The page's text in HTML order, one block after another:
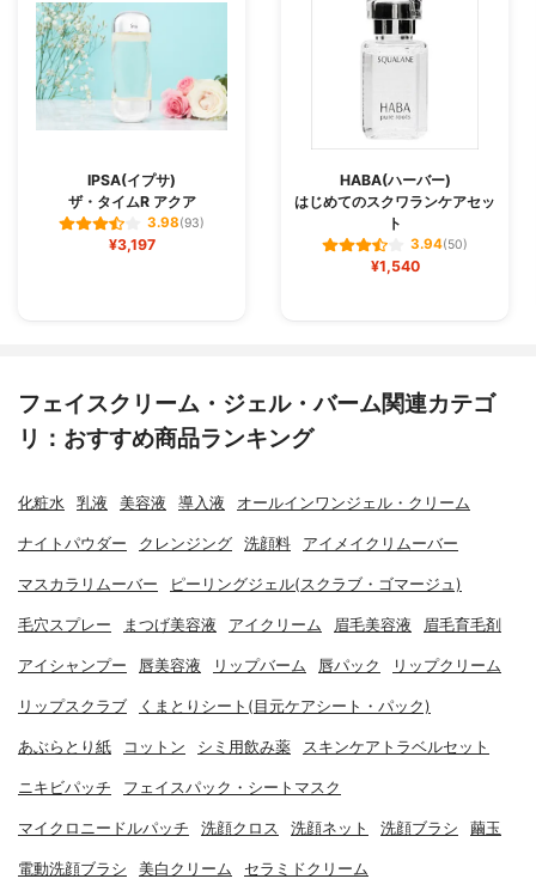
IPSA(イプサ)
ザ・タイムR アクア
3.98(93)
¥3,197
HABA(ハーバー)
はじめてのスクワランケアセッ
ト
3.94(50)
¥1,540
フェイスクリーム・ジェル・バーム関連カテゴ
リ：おすすめ商品ランキング
化粧水 乳液 美容液 導入液 オールインワンジェル・クリーム
ナイトパウダー クレンジング 洗顔料 アイメイクリムーバー
マスカラリムーバー ピーリングジェル(スクラブ・ゴマージュ)
毛穴スプレー まつげ美容液 アイクリーム 眉毛美容液 眉毛育毛剤
アイシャンプー 唇美容液 リップバーム 唇パック リップクリーム
リップスクラブ くまとりシート(目元ケアシート・パック)
あぶらとり紙 コットン シミ用飲み薬 スキンケアトラベルセット
ニキビパッチ フェイスパック・シートマスク
マイクロニードルパッチ 洗顔クロス 洗顔ネット 洗顔ブラシ 繭玉
電動洗顔ブラシ 美白クリーム セラミドクリーム